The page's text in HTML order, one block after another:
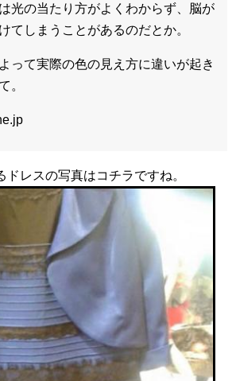
光の当たり方がよくわからず、脳が
てしまうことがあるのだとか。
って実際の色の見え方に違いが起き
。
ドレスの写真はコチラですね。